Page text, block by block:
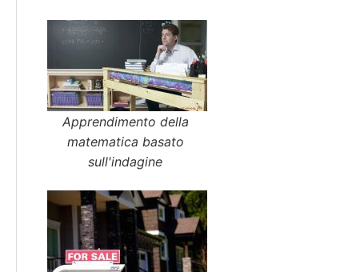
Apprendimento della
matematica basato
sull'indagine